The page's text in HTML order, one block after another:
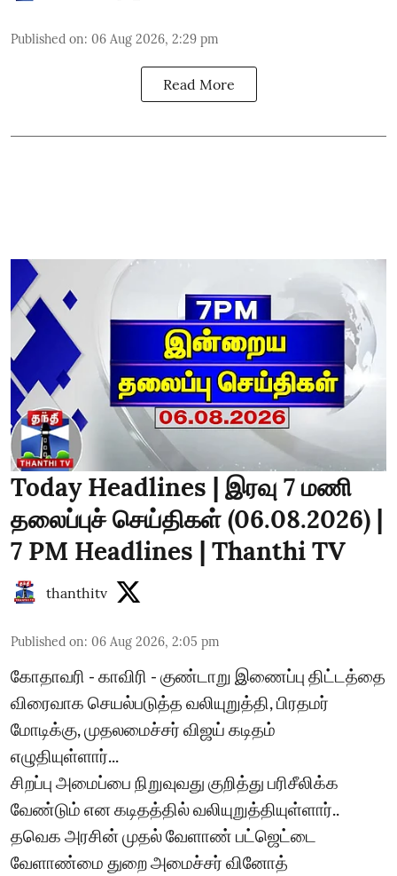
Published on: 06 Aug 2026, 2:29 pm
Read More
Today Headlines | இரவு 7 மணி
தலைப்புச் செய்திகள் (06.08.2026) |
7 PM Headlines | Thanthi TV
thanthitv
Published on: 06 Aug 2026, 2:05 pm
கோதாவரி - காவிரி - குண்டாறு இணைப்பு திட்டத்தை
விரைவாக செயல்படுத்த வலியுறுத்தி, பிரதமர்
மோடிக்கு, முதலமைச்சர் விஜய் கடிதம்
எழுதியுள்ளார்...
சிறப்பு அமைப்பை நிறுவுவது குறித்து பரிசீலிக்க
வேண்டும் என கடிதத்தில் வலியுறுத்தியுள்ளார்..
தவெக அரசின் முதல் வேளாண் பட்ஜெட்டை
வேளாண்மை துறை அமைச்சர் வினோத்